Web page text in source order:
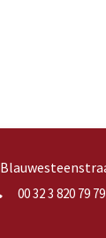
00 32 3 820 79 79